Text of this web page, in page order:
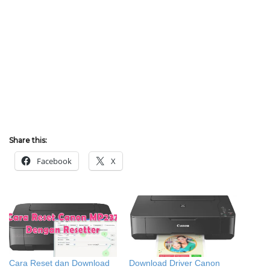
Share this:
Facebook X
Cara Reset dan Download
Download Driver Canon